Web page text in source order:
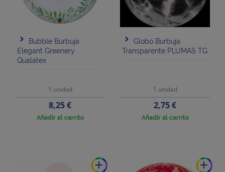
Bubble Burbuja
Elegant Greenery
Qualatex
1 unidad
Precio
8,25 €
Añadir al carrito
Globo Burbuja
Transparente PLUMAS TG
1 unidad
Precio
2,75 €
Añadir al carrito
add add